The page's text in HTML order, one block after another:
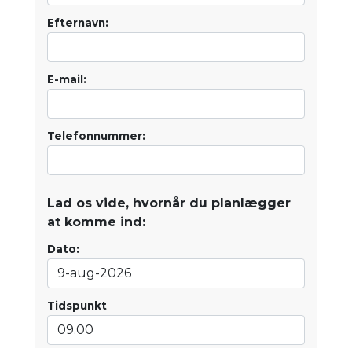
Efternavn:
E-mail:
Telefonnummer:
Lad os vide, hvornår du planlægger
at komme ind:
Dato:
Tidspunkt